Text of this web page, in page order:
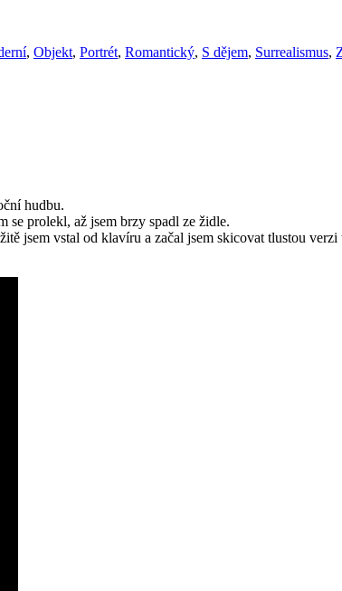
, Objekt, Portrét, Romantický, S dějem, Surrealismus,
hudbu.
se prolekl, až jsem brzy spadl ze židle.
jsem vstal od klavíru a začal jsem skicovat tlustou verzi